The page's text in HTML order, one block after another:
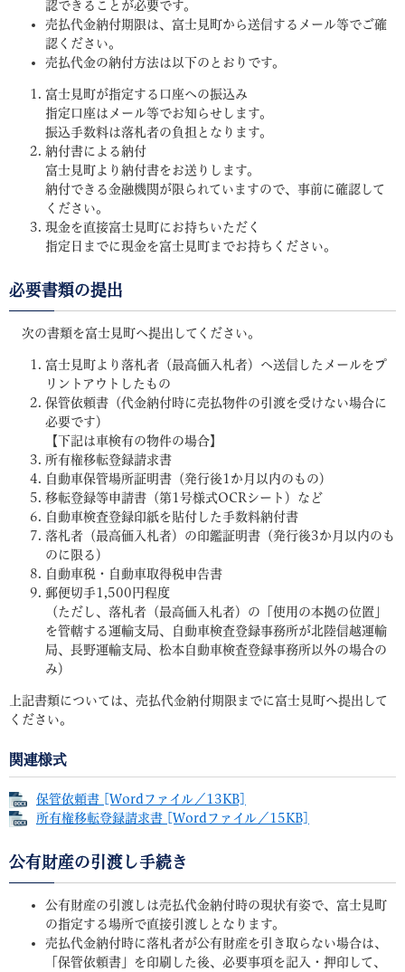
認できることが必要です。
売払代金納付期限は、富士見町から送信するメール等でご確
認ください。
売払代金の納付方法は以下のとおりです。
富士見町が指定する口座への振込み
指定口座はメール等でお知らせします。
振込手数料は落札者の負担となります。
納付書による納付
富士見町より納付書をお送りします。
納付できる金融機関が限られていますので、事前に確認して
ください。
現金を直接富士見町にお持ちいただく
指定日までに現金を富士見町までお持ちください。
必要書類の提出
次の書類を富士見町へ提出してください。
富士見町より落札者（最高価入札者）へ送信したメールをプ
リントアウトしたもの
保管依頼書（代金納付時に売払物件の引渡を受けない場合に
必要です）
【下記は車検有の物件の場合】
所有権移転登録請求書
自動車保管場所証明書（発行後1か月以内のもの）
移転登録等申請書（第1号様式OCRシート）など
自動車検査登録印紙を貼付した手数料納付書
落札者（最高価入札者）の印鑑証明書（発行後3か月以内のも
のに限る）
自動車税・自動車取得税申告書
郵便切手1,500円程度
（ただし、落札者（最高価入札者）の「使用の本拠の位置」
を管轄する運輸支局、自動車検査登録事務所が北陸信越運輸
局、長野運輸支局、松本自動車検査登録事務所以外の場合の
み）
上記書類については、売払代金納付期限までに富士見町へ提出して
ください。
関連様式
保管依頼書 [Wordファイル／13KB]
所有権移転登録請求書 [Wordファイル／15KB]
公有財産の引渡し手続き
公有財産の引渡しは売払代金納付時の現状有姿で、富士見町
の指定する場所で直接引渡しとなります。
売払代金納付時に落札者が公有財産を引き取らない場合は、
「保管依頼書」を印刷した後、必要事項を記入・押印して、